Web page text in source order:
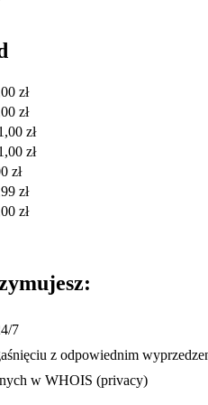
zł
zł
zł
zł
zł
zł
zł
7
z odpowiednim
w WHOIS (privacy)